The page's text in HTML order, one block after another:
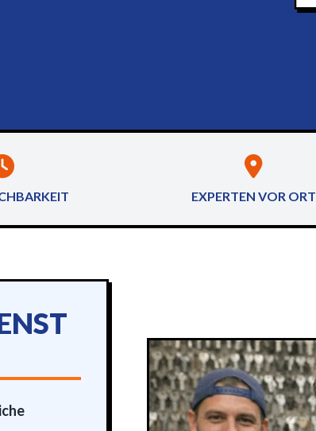
EXPERTEN VOR ORT